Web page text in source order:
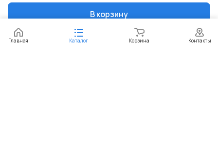
В корзину
Главная Каталог Корзина Контакты